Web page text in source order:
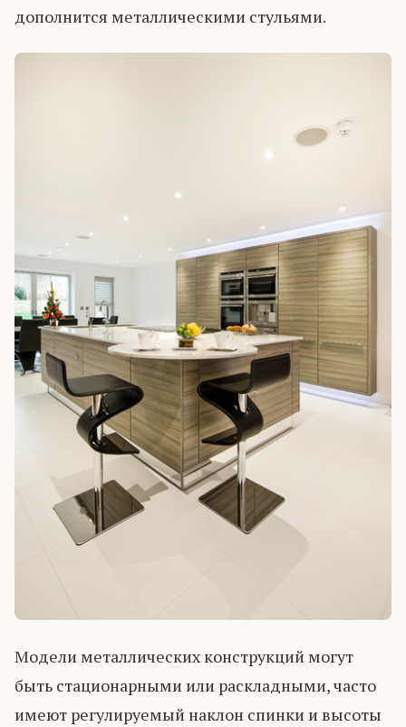
дополнится металлическими стульями.
Модели металлических конструкций могут
быть стационарными или раскладными, часто
имеют регулируемый наклон спинки и высоты